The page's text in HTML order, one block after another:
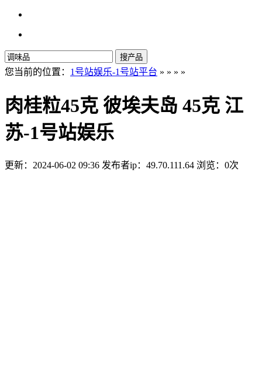
搜产品
您当前的位置： 1号站娱乐-1号站平台 » » » »
肉桂粒45克 彼埃夫岛 45克 江
苏-1号站娱乐
更新：2024-06-02 09:36 发布者ip：49.70.111.64 浏览：0次